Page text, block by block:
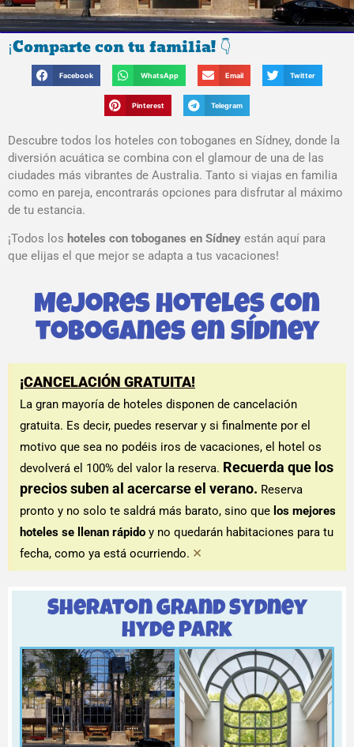
¡Comparte con tu familia! 👇
Facebook WhatsApp Email Twitter
Pinterest Telegram
Descubre todos los hoteles con toboganes en Sídney, donde la
diversión acuática se combina con el glamour de una de las
ciudades más vibrantes de Australia. Tanto si viajas en familia
como en pareja, encontrarás opciones para disfrutar al máximo
de tu estancia.
¡Todos los hoteles con toboganes en Sídney están aquí para
que elijas el que mejor se adapta a tus vacaciones!
Mejores Hoteles con
toboganes en Sídney
¡CANCELACIÓN GRATUITA!
La gran mayoría de hoteles disponen de cancelación
gratuita. Es decir, puedes reservar y si finalmente por el
motivo que sea no podéis iros de vacaciones, el hotel os
devolverá el 100% del valor la reserva. Recuerda que los
precios suben al acercarse el verano. Reserva
pronto y no solo te saldrá más barato, sino que los mejores
hoteles se llenan rápido y no quedarán habitaciones para tu
fecha, como ya está ocurriendo. ×
Sheraton Grand Sydney
Hyde Park